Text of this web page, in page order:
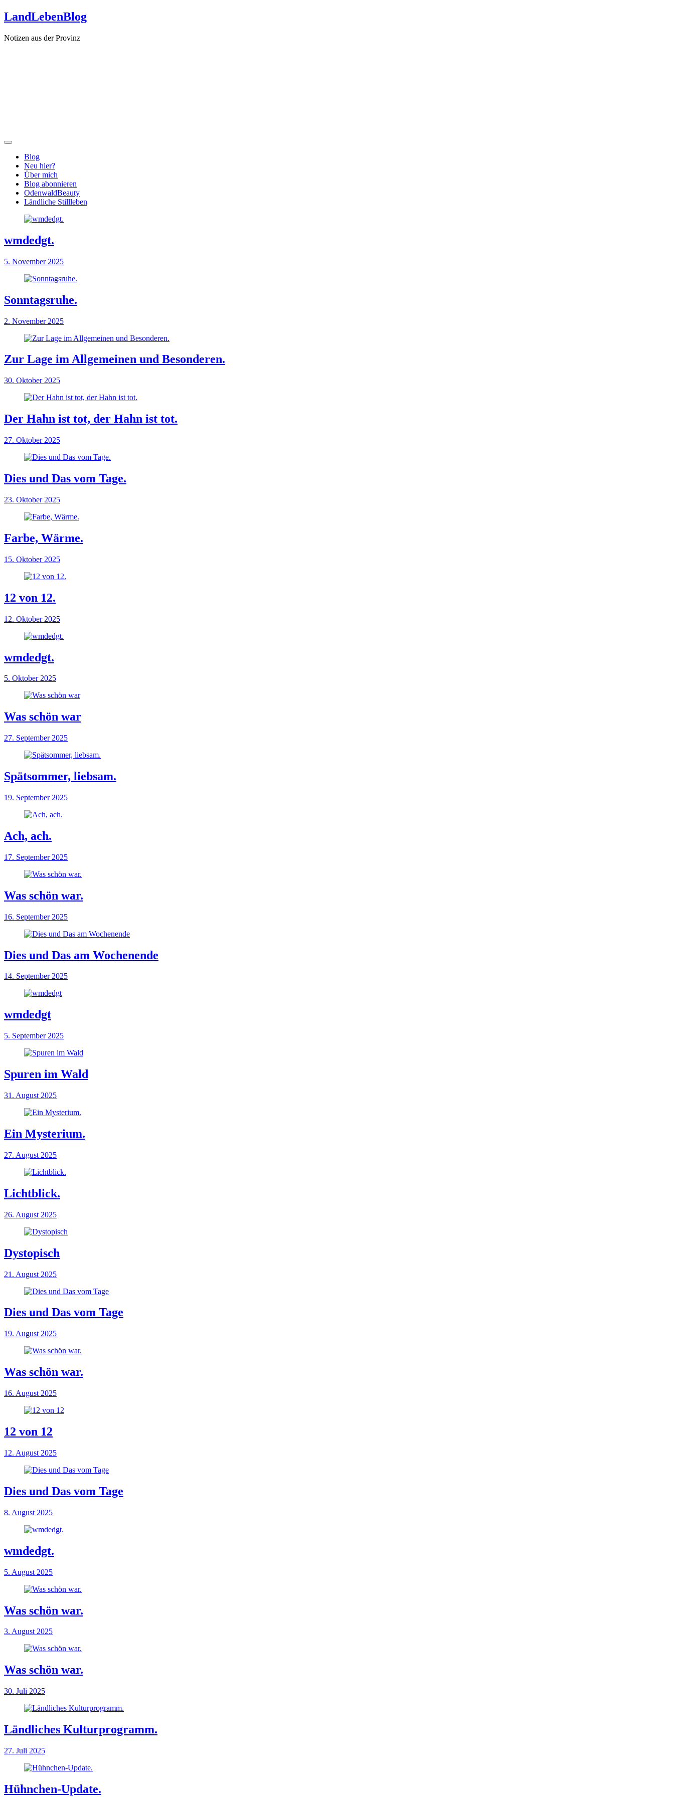
Zum
Inhalt
LandLebenBlog
Notizen aus der Provinz
Blog
Neu hier?
Über mich
Blog abonnieren
OdenwaldBeauty
Ländliche Stillleben
wmdedgt.
5. November 2025
Sonntagsruhe.
2. November 2025
Zur Lage im Allgemeinen und Besonderen.
30. Oktober 2025
Der Hahn ist tot, der Hahn ist tot.
27. Oktober 2025
Dies und Das vom Tage.
23. Oktober 2025
Farbe, Wärme.
15. Oktober 2025
12 von 12.
12. Oktober 2025
wmdedgt.
5. Oktober 2025
Was schön war
27. September 2025
Spätsommer, liebsam.
19. September 2025
Ach, ach.
17. September 2025
Was schön war.
16. September 2025
Dies und Das am Wochenende
14. September 2025
wmdedgt
5. September 2025
Spuren im Wald
31. August 2025
Ein Mysterium.
27. August 2025
Lichtblick.
26. August 2025
Dystopisch
21. August 2025
Dies und Das vom Tage
19. August 2025
Was schön war.
16. August 2025
12 von 12
12. August 2025
Dies und Das vom Tage
8. August 2025
wmdedgt.
5. August 2025
Was schön war.
3. August 2025
Was schön war.
30. Juli 2025
Ländliches Kulturprogramm.
27. Juli 2025
Hühnchen-Update.